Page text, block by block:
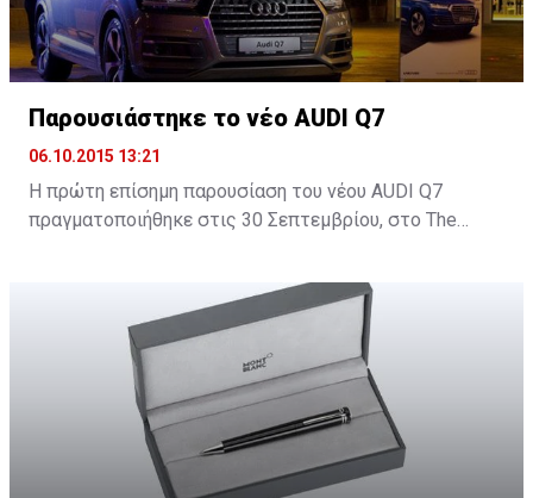
Παρουσιάστηκε το νέο AUDI Q7
06.10.2015 13:21
H πρώτη επίσημη παρουσίαση του νέου AUDI Q7
πραγματοποιήθηκε στις 30 Σεπτεμβρίου, στο Τhe
ευκαιρία να δουν από κοντά το νέο SUV της Audi.